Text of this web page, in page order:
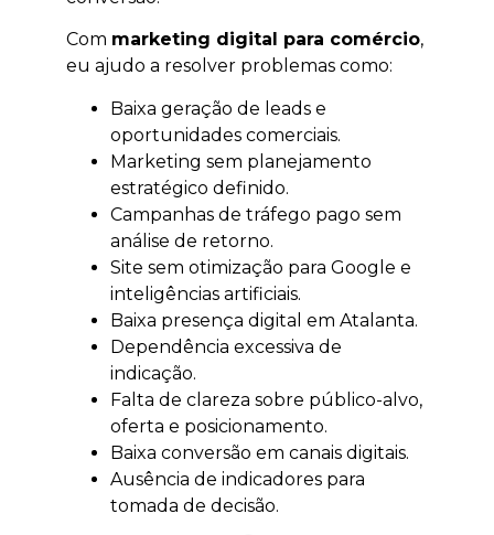
Com marketing digital para comércio,
eu ajudo a resolver problemas como:
Baixa geração de leads e
oportunidades comerciais.
Marketing sem planejamento
estratégico definido.
Campanhas de tráfego pago sem
análise de retorno.
Site sem otimização para Google e
inteligências artificiais.
Baixa presença digital em Atalanta.
Dependência excessiva de
indicação.
Falta de clareza sobre público-alvo,
oferta e posicionamento.
Baixa conversão em canais digitais.
Ausência de indicadores para
tomada de decisão.